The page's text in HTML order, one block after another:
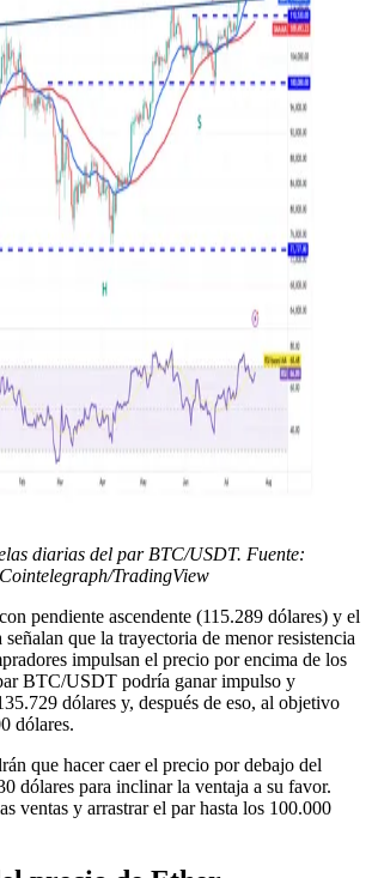
diarias del par BTC/USDT. Fuente:
Cointelegraph/TradingView
pendiente ascendente (115.289 dólares) y el
que la trayectoria de menor resistencia
impulsan el precio por encima de los
BTC/USDT podría ganar impulso y
dólares y, después de eso, al objetivo
dólares.
que hacer caer el precio por debajo del
dólares para inclinar la ventaja a su favor.
ventas y arrastrar el par hasta los 100.000